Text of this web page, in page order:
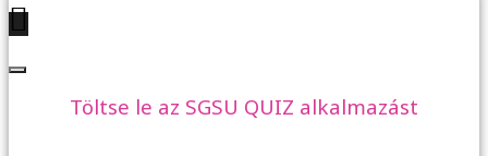
Töltse le az SGSU QUIZ alkalmazást